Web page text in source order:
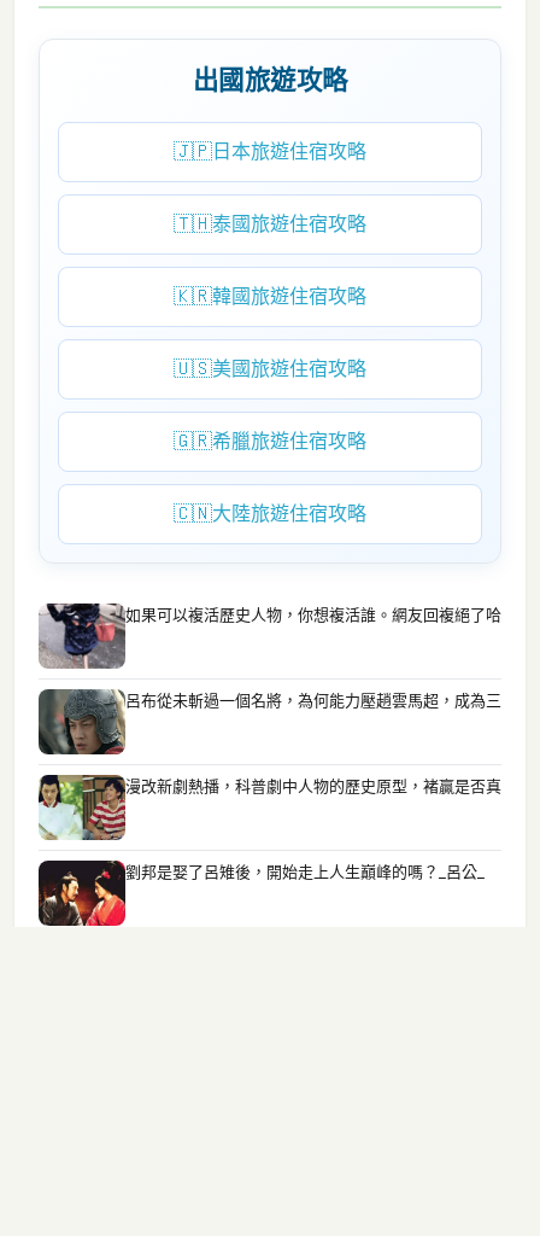
出國旅遊攻略
🇯🇵 日本旅遊住宿攻略
🇹🇭泰國旅遊住宿攻略
🇰🇷韓國旅遊住宿攻略
🇺🇸美國旅遊住宿攻略
🇬🇷希臘旅遊住宿攻略
🇨🇳大陸旅遊住宿攻略
如果可以複活歷史人物，你想複活誰。網友回複絕了哈
呂布從未斬過一個名將，為何能力壓趙雲馬超，成為三
漫改新劇熱播，科普劇中人物的歷史原型，褚贏是否真
劉邦是娶了呂雉後，開始走上人生巔峰的嗎？_呂公_